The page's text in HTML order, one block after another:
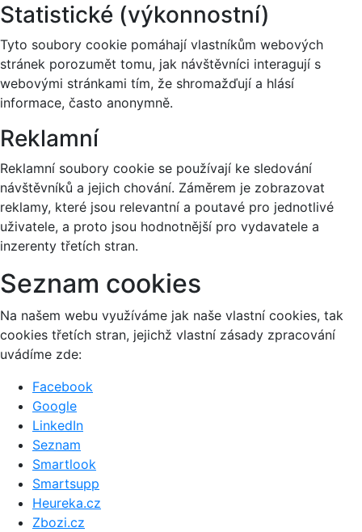
Statistické (výkonnostní)
Tyto soubory cookie pomáhají vlastníkům webových
stránek porozumět tomu, jak návštěvníci interagují s
webovými stránkami tím, že shromažďují a hlásí
informace, často anonymně.
Reklamní
Reklamní soubory cookie se používají ke sledování
návštěvníků a jejich chování. Záměrem je zobrazovat
reklamy, které jsou relevantní a poutavé pro jednotlivé
uživatele, a proto jsou hodnotnější pro vydavatele a
inzerenty třetích stran.
Seznam cookies
Na našem webu využíváme jak naše vlastní cookies, tak
cookies třetích stran, jejichž vlastní zásady zpracování
uvádíme zde:
Facebook
Google
LinkedIn
Seznam
Smartlook
Smartsupp
Heureka.cz
Zbozi.cz